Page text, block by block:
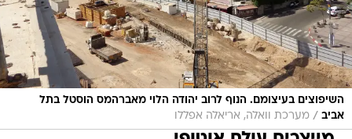
השיפוצים בעיצומם. הנוף לרוב יהודה הלוי מאברהמס הוסטל בתל
אביב / מערכת וואלה, אריאלה אפללו
מייצרים עולם אוטופי
בפגישתנו הראשונה סיפרתם על משבר "צוק איתן",